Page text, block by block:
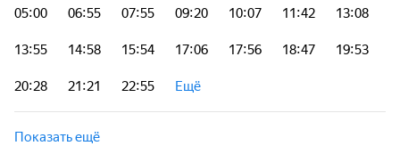
05:00 06:55 07:55 09:20 10:07 11:42 13:08
13:55 14:58 15:54 17:06 17:56 18:47 19:53
20:28 21:21 22:55 Ещё
Показать ещё